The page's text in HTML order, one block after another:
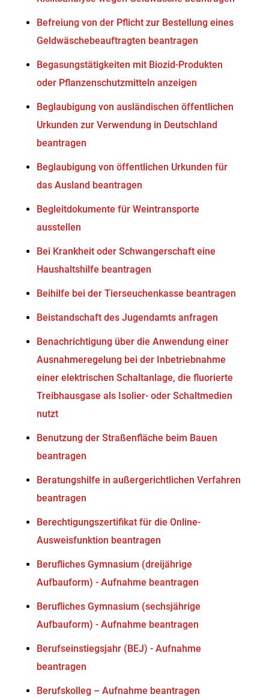
Befreiung von der Pflicht zur Bestellung eines
Geldwäschebeauftragten beantragen
Begasungstätigkeiten mit Biozid-Produkten
oder Pflanzenschutzmitteln anzeigen
Beglaubigung von ausländischen öffentlichen
Urkunden zur Verwendung in Deutschland
beantragen
Beglaubigung von öffentlichen Urkunden für
das Ausland beantragen
Begleitdokumente für Weintransporte
ausstellen
Bei Krankheit oder Schwangerschaft eine
Haushaltshilfe beantragen
Beihilfe bei der Tierseuchenkasse beantragen
Beistandschaft des Jugendamts anfragen
Benachrichtigung über die Anwendung einer
Ausnahmeregelung bei der Inbetriebnahme
einer elektrischen Schaltanlage, die fluorierte
Treibhausgase als Isolier- oder Schaltmedien
nutzt
Benutzung der Straßenfläche beim Bauen
beantragen
Beratungshilfe in außergerichtlichen Verfahren
beantragen
Berechtigungszertifikat für die Online-
Ausweisfunktion beantragen
Berufliches Gymnasium (dreijährige
Aufbauform) - Aufnahme beantragen
Berufliches Gymnasium (sechsjährige
Aufbauform) - Aufnahme beantragen
Berufseinstiegsjahr (BEJ) - Aufnahme
beantragen
Berufskolleg – Aufnahme beantragen